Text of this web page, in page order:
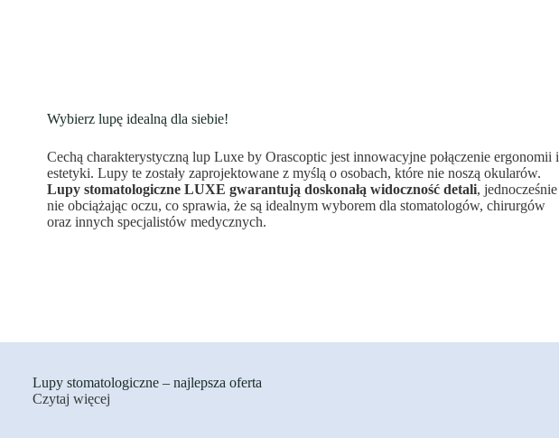
Wybierz lupę idealną dla siebie!
Cechą charakterystyczną lup Luxe by Orascoptic jest innowacyjne połączenie ergonomii i
estetyki. Lupy te zostały zaprojektowane z myślą o osobach, które nie noszą okularów.
Lupy stomatologiczne LUXE gwarantują doskonałą widoczność detali, jednocześnie
nie obciążając oczu, co sprawia, że są idealnym wyborem dla stomatologów, chirurgów
oraz innych specjalistów medycznych.
Lupy stomatologiczne – najlepsza oferta
Czytaj więcej